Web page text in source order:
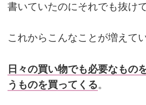
書いていたのにそれでも抜け
これからこんなことが増えて
日々の買い物でも必要なもの
うものを買ってくる。